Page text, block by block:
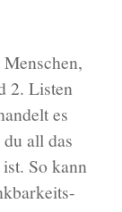
2. Listen
es
all das
So kann